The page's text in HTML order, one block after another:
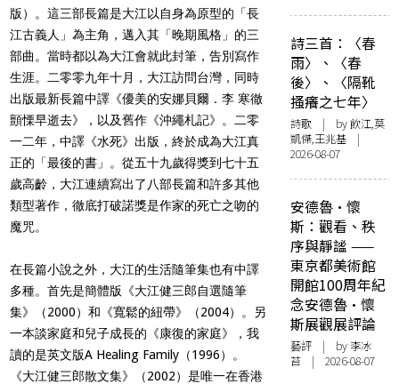
版）。這三部長篇是大江以自身為原型的「長
江古義人」為主角，邁入其「晚期風格」的三
部曲。當時都以為大江會就此封筆，告別寫作
生涯。二零零九年十月，大江訪問台灣，同時
出版最新長篇中譯《優美的安娜貝爾．李 寒徹
顫慄早逝去》，以及舊作《沖繩札記》。二零
一二年，中譯《水死》出版，終於成為大江真
正的「最後的書」。從五十九歲得獎到七十五
歲高齡，大江連續寫出了八部長篇和許多其他
類型著作，徹底打破諾獎是作家的死亡之吻的
魔咒。
在長篇小說之外，大江的生活隨筆集也有中譯
多種。首先是簡體版《大江健三郎自選隨筆
集》（2000）和《寬鬆的紐帶》（2004）。另
一本談家庭和兒子成長的《康復的家庭》，我
讀的是英文版A Healing Family（1996）。
《大江健三郎散文集》（2002）是唯一在香港
詩三首：〈春
雨〉、〈春
後〉、〈隔靴
搔癢之七年〉
詩歌 | by 飲江,莫
凱傑,王兆基 |
2026-08-07
安德魯·懷
斯：觀看、秩
序與靜謐 ——
東京都美術館
開館100周年紀
念安德魯·懷
斯展觀展評論
藝評 | by 李冰
苔 | 2026-08-07